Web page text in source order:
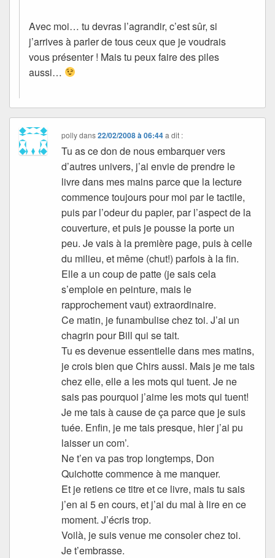
Avec moi… tu devras l’agrandir, c’est sûr, si
j’arrives à parler de tous ceux que je voudrais
vous présenter ! Mais tu peux faire des piles
aussi…
pollydans22/02/2008 à 06:44 a dit :
Tu as ce don de nous embarquer vers
d’autres univers, j’ai envie de prendre le
livre dans mes mains parce que la lecture
commence toujours pour moi par le tactile,
puis par l’odeur du papier, par l’aspect de la
couverture, et puis je pousse la porte un
peu. Je vais à la première page, puis à celle
du milieu, et même (chut!) parfois à la fin.
Elle a un coup de patte (je sais cela
s’emploie en peinture, mais le
rapprochement vaut) extraordinaire.
Ce matin, je funambulise chez toi. J’ai un
chagrin pour Bill qui se tait.
Tu es devenue essentielle dans mes matins,
je crois bien que Chirs aussi. Mais je me tais
chez elle, elle a les mots qui tuent. Je ne
sais pas pourquoi j’aime les mots qui tuent!
Je me tais à cause de ça parce que je suis
tuée. Enfin, je me tais presque, hier j’ai pu
laisser un com’.
Ne t’en va pas trop longtemps, Don
Quichotte commence à me manquer.
Et je retiens ce titre et ce livre, mais tu sais
j’en ai 5 en cours, et j’ai du mal à lire en ce
moment. J’écris trop.
Voilà, je suis venue me consoler chez toi.
Je t’embrasse.